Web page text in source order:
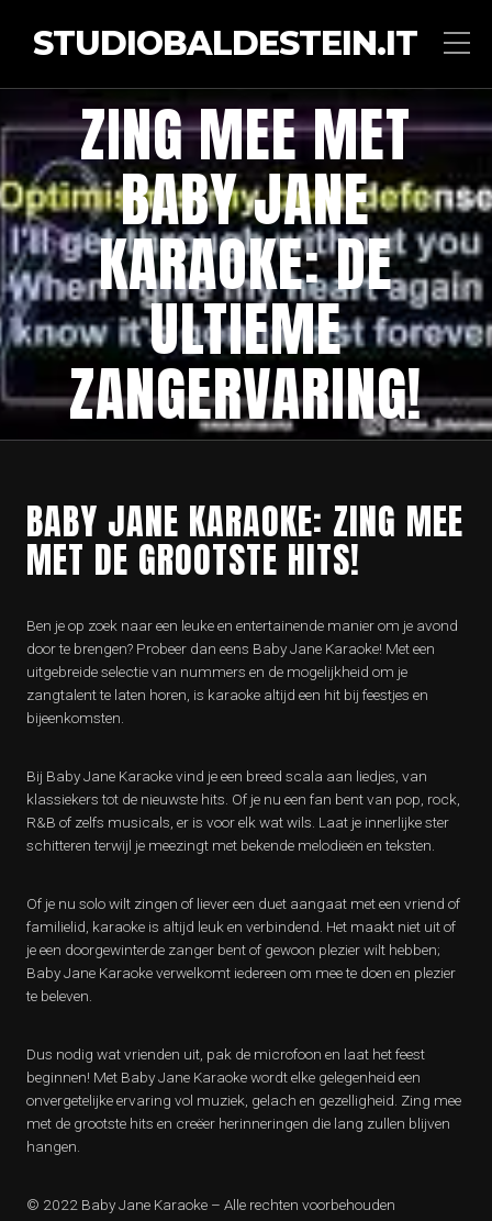
STUDIOBALDESTEIN.IT
ZING MEE MET
BABY JANE
KARAOKE: DE
ULTIEME
ZANGERVARING!
BABY JANE KARAOKE: ZING MEE
MET DE GROOTSTE HITS!
Ben je op zoek naar een leuke en entertainende manier om je avond
door te brengen? Probeer dan eens Baby Jane Karaoke! Met een
uitgebreide selectie van nummers en de mogelijkheid om je
zangtalent te laten horen, is karaoke altijd een hit bij feestjes en
bijeenkomsten.
Bij Baby Jane Karaoke vind je een breed scala aan liedjes, van
klassiekers tot de nieuwste hits. Of je nu een fan bent van pop, rock,
R&B of zelfs musicals, er is voor elk wat wils. Laat je innerlijke ster
schitteren terwijl je meezingt met bekende melodieën en teksten.
Of je nu solo wilt zingen of liever een duet aangaat met een vriend of
familielid, karaoke is altijd leuk en verbindend. Het maakt niet uit of
je een doorgewinterde zanger bent of gewoon plezier wilt hebben;
Baby Jane Karaoke verwelkomt iedereen om mee te doen en plezier
te beleven.
Dus nodig wat vrienden uit, pak de microfoon en laat het feest
beginnen! Met Baby Jane Karaoke wordt elke gelegenheid een
onvergetelijke ervaring vol muziek, gelach en gezelligheid. Zing mee
met de grootste hits en creëer herinneringen die lang zullen blijven
hangen.
© 2022 Baby Jane Karaoke – Alle rechten voorbehouden